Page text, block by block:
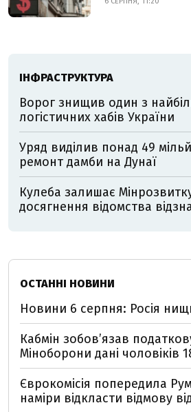
ІНФРАСТРУКТУРА
Ворог знищив один з
логістичних хабів України
Уряд виділив понад 49
ремонт дамби на Дунаї
Кулеба залишає
досягнення відомства
ОСТАННІ НОВИНИ
Новини 6 серпня: Росія
Кабмін зобовʼязав
Міноборони дані чоловіків
Єврокомісія попередила
наміри відкласти відмову